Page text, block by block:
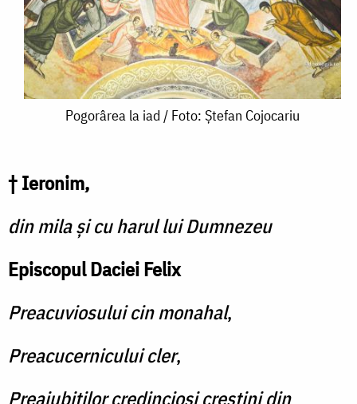
Pogorârea
/
Foto:
Cojocariu
Pogorârea la iad / Foto: Ștefan Cojocariu
† Ieronim,
din mila și cu harul lui Dumnezeu
Episcopul Daciei Felix
Preacuviosului cin monahal,
Preacucernicului cler,
Preaiubiților credincioși creștini din